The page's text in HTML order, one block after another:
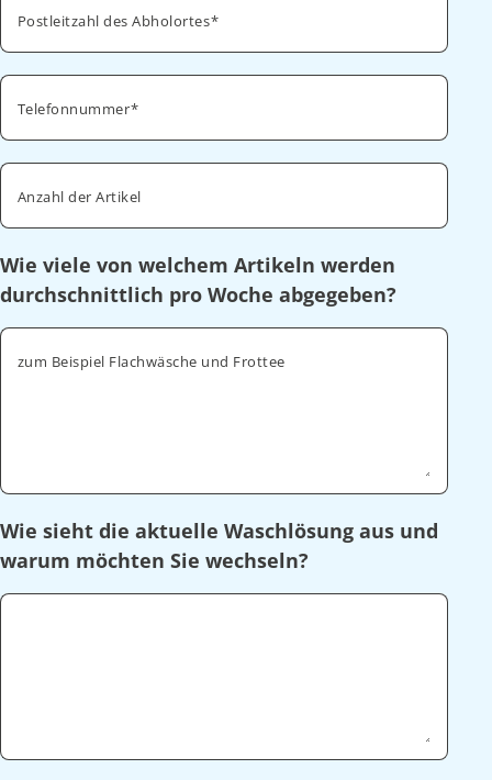
Postleitzahl des Abholortes
Telefonnummer
Anzahl der Artikel
Wie viele von welchem Artikeln werden
durchschnittlich pro Woche abgegeben?
zum Beispiel Flachwäsche und Frottee
Wie sieht die aktuelle Waschlösung aus und
warum möchten Sie wechseln?